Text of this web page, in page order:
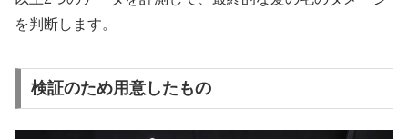
を判断します。
検証のため用意したもの